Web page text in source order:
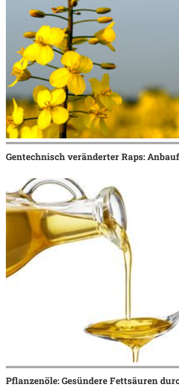
Gentechnisch veränderter Raps:
Pflanzenöle: Gesündere Fettsäuren